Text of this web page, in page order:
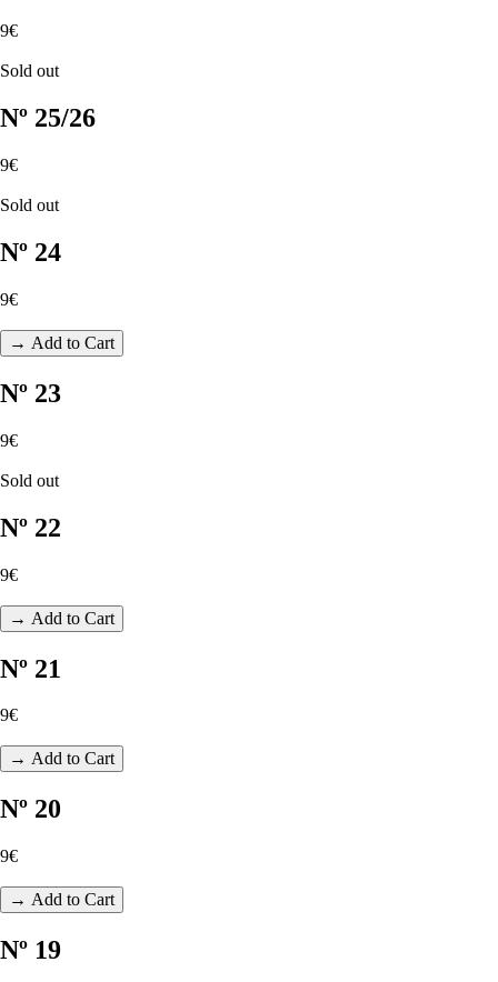
9€
Sold out
Nº 25/26
9€
Sold out
Nº 24
9€
→ Add to Cart
Nº 23
9€
Sold out
Nº 22
9€
→ Add to Cart
Nº 21
9€
→ Add to Cart
Nº 20
9€
→ Add to Cart
Nº 19